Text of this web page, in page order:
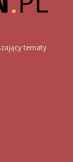
tematy